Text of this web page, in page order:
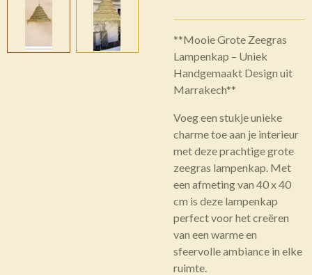
**Mooie Grote Zeegras
Lampenkap – Uniek
Handgemaakt Design uit
Marrakech**
Voeg een stukje unieke
charme toe aan je interieur
met deze prachtige grote
zeegras lampenkap. Met
een afmeting van 40 x 40
cm is deze lampenkap
perfect voor het creëren
van een warme en
sfeervolle ambiance in elke
ruimte.